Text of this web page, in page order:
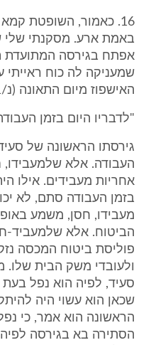
16. כאמור, השופטת
באמת ארע. מסקנתי שלי
אפתח בגירסה המתועדת
שמעניקה לה כוח ראייתי
האישפוז מיום התאונה (נ/1), ובו נאמר:
"לדבריו היום בזמן
גירסתו הראשונה של
העבודה. אלא שלמעבידו,
אחריות מעבידים. אילו
בזמן העבודה סתם, לא
מעבידו, חסן, משמע
הביטוח. אלא שלמעביד-
פוליסת ביטוח המכסה
ולעובדי משק הבית
סעיד, לפיה הוא נפל
שכאן הוא עשוי היה
הראשונה הוא אמר, כי
הסתירה בא בגירסה